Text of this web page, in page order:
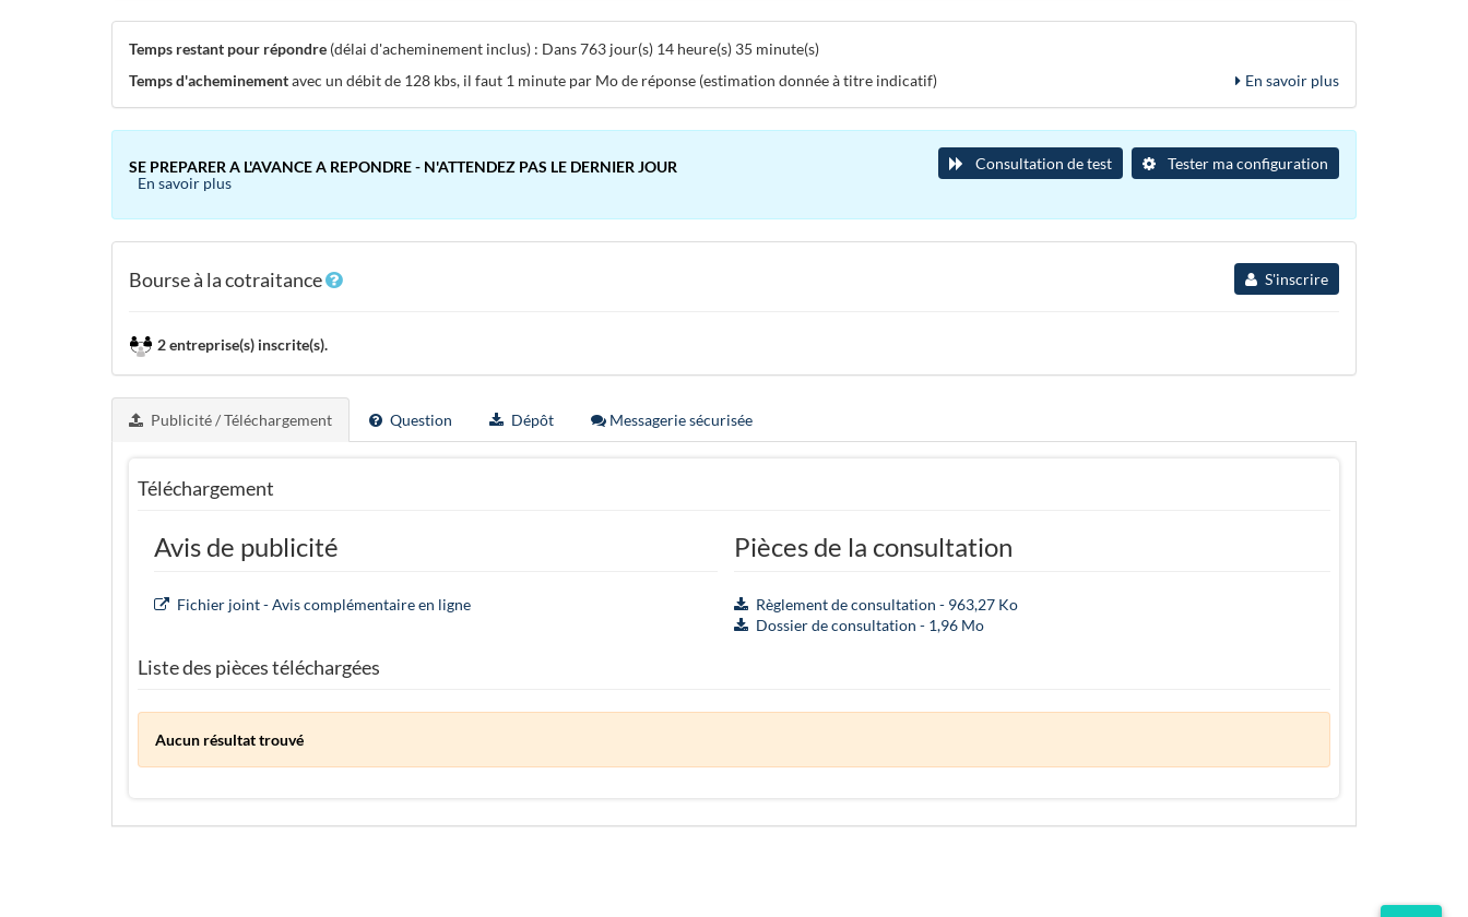
Temps restant pour répondre (délai d'acheminement inclus) : Dans 763 jour(s) 14 heure(s) 35 minute(s)
Temps d'acheminementavec un débit de 128 kbs, il faut 1 minute par Mo de réponse (estimation donnée à titre indicatif) En savoir plus
SE PREPARER A L'AVANCE A REPONDRE - N'ATTENDEZ PAS LE DERNIER JOUR
En savoir plus
Tester ma configuration
Consultation de test
Bourse à la cotraitance S'inscrire
2 entreprise(s) inscrite(s).
Publicité / Téléchargement Question Dépôt Messagerie sécurisée
Téléchargement
Avis de publicité
Fichier joint - Avis complémentaire en ligne
Pièces de la consultation
Règlement de consultation - 963,27 Ko
Dossier de consultation - 1,96 Mo
Liste des pièces téléchargées
Aucun résultat trouvé